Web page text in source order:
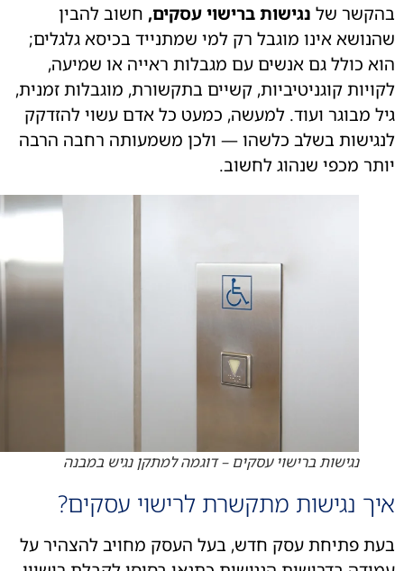
של נגישות ברישוי עסקים,חשוב להבין
אינו מוגבל רק למי שמתנייד בכיסא גלגלים;
כולל גם אנשים עם מגבלות ראייה או שמיעה,
קוגניטיביות, קשיים בתקשורת, מוגבלות זמנית,
מבוגר ועוד. למעשה, כמעט כל אדם עשוי להזדקק
בשלב כלשהו — ולכן משמעותה רחבה הרבה
מכפי שנהוג לחשוב.
נגישות ברישוי עסקים – דוגמה למתקן נגיש במבנה
נגישות מתקשרת לרישוי עסקים?
פתיחת עסק חדש, בעל העסק מחויב להצהיר על